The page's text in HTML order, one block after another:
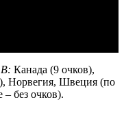
Канада (9 очков),
Норвегия, Швеция (по
без очков).